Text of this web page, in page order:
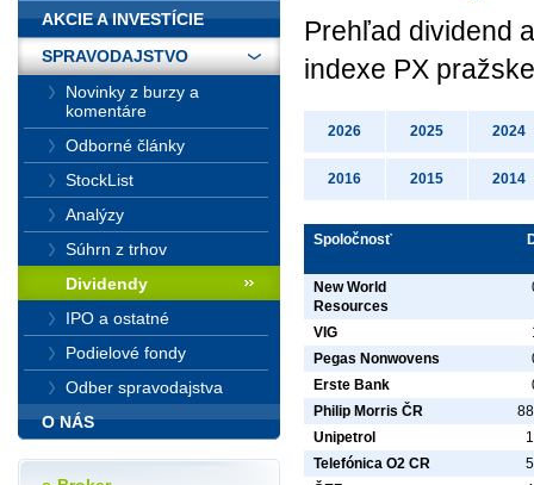
Prehľad dividend
indexe PX
2026 2025 2024
2016 2015 2014
Spoločnosť
New World
Resources
VIG
Pegas Nonwovens
Erste Bank
Philip Morris ČR
Unipetrol
Telefónica O2 CR
AKCIE A INVESTÍCIE
SPRAVODAJSTVO
Novinky z burzy a
komentáre
Odborné články
StockList
Analýzy
Súhrn z trhov
Dividendy
IPO a ostatné
Podielové fondy
Odber spravodajstva
O NÁS